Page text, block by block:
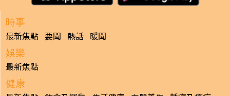
時事
最新焦點 要聞 熱話 暖聞
娛樂
最新焦點
健康